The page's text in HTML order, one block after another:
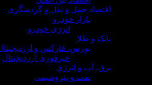
اقتصاد حمل و نقل و گردشگری
بازار خودرو
انرژی خودرو
بانک و طلا
بورس، فارکس و
خبرفوری ارزدیجیتال
برق، آب و انرژی
نفت و پتروشیمی
اقتصاد بین الملل
اقتصاد حمل و نقل و گردشگری
بازار خودرو
بانک و طلا
بورس، فارکس و ارزدیجیتال
خبرفوری ارزدیجیتال
برق، آب و انرژی